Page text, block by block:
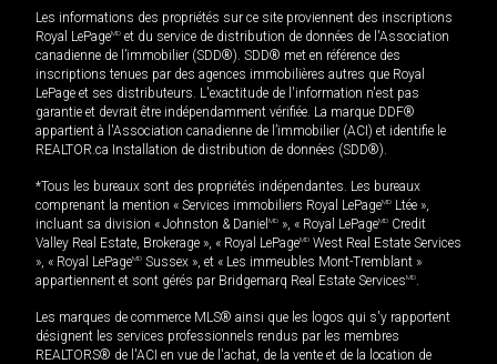
Les informations des propriétés sur ce site proviennent des inscriptions
Royal LePageMD et du service de distribution de données de l'Association
canadienne de l’immobilier (SDD®). SDD® met en référence des
inscriptions tenues par des agences immobilières autres que Royal
LePage et ses distributeurs. L'exactitude de l'information n'est pas
garantie et devrait être indépendamment vérifiée. La marque DDF®
appartient à l'Association canadienne de l’immobilier (ACI) et identifie le
REALTOR.ca Installation de distribution de données (SDD®).
*Tous les bureaux sont des propriétés indépendantes. Les bureaux
comprenant la mention « Services immobiliers Royal LePageMD Ltée »,
incluant sa division « Johnston & Daniel MD », « Royal LePageMD Credit
Valley Real Estate, Brokerage », « Royal LePageMD West Real Estate Services
», « Royal LePageMD Sussex », et « Les immeubles Mont-Tremblant »
appartiennent et sont gérés par Bridgemarq Real Estate ServicesMD.
Les marques de commerce MLS® ainsi que les logos qui s'y rapportent
désignent les services professionnels rendus par les membres
REALTORS® de l'ACI en vue de l'achat, de la vente et de la location de